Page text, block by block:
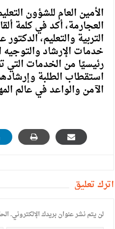
القاضي محمود
الأمين العام للشؤون
العجارمة، أكد في كلمة
التربية والتعليم،
خدمات الإرشاد والتوجيه
رئيسيًا من الخدمات التي
استقطاب الطلبة
الآمن والواعد في عالم
أترك تعليق
لن يتم نشر عنوان بريدك الإلكتروني.